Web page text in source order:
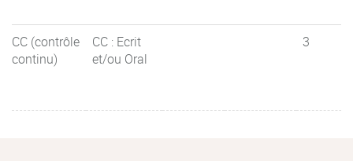
CC (contrôle
continu)
CC : Ecrit
et/ou Oral
3